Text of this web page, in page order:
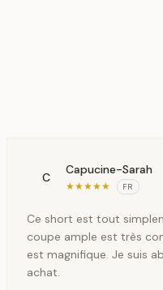
C
Capucine-Sarah
★★★★★ FR
Ce short est tout
coupe ample est très
est magnifique. Je suis
achat.